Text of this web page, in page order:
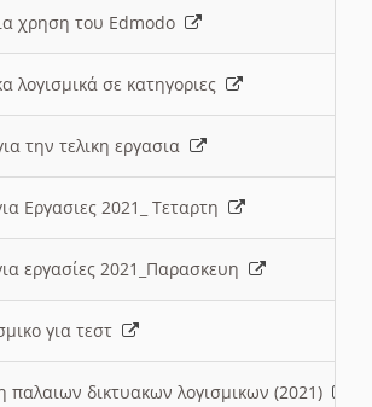
χρηση του Edmodo
λογισμικά σε κατηγοριες
την τελικη εργασια
Εργασιες 2021_ Τεταρτη
εργασίες 2021_Παρασκευη
για τεστ
παλαιων δικτυακων λογισμικων (2021)